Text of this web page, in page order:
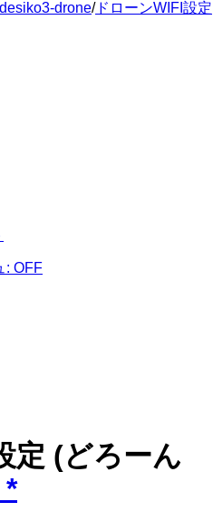
drone/ドローンWIFI設定
: OFF
定 (どろーん
*